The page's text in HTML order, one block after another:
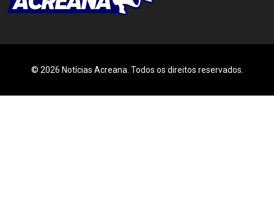
© 2026 Notícias Acreana. Todos os direitos reservados.